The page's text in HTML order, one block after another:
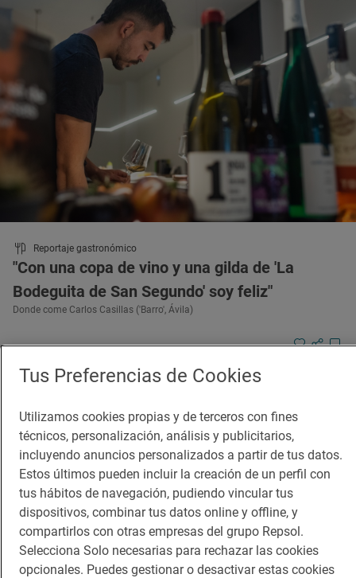
Reportaje gastronómico
"Con una copa de vino y una gilda de 'La
Bodeguita de San Segundo' soy feliz"
Donde come Carlos Casillas ('Barro', Ávila)
Tus Preferencias de Cookies
Utilizamos cookies propias y de terceros con fines
técnicos, personalización, análisis y publicitarios,
incluyendo anuncios personalizados a partir de tus datos.
Estos últimos pueden incluir la creación de un perfil con
tus hábitos de navegación, pudiendo vincular tus
dispositivos, combinar tus datos online y offline, y
compartirlos con otras empresas del grupo Repsol.
Selecciona Solo necesarias para rechazar las cookies
opcionales. Puedes gestionar o desactivar estas cookies